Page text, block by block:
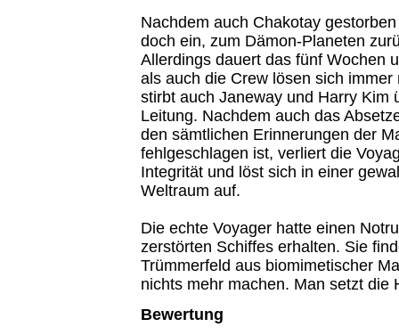
Nachdem auch Chakotay
doch ein, zum Dämon-Planeten
Allerdings dauert das fünf Wochen
als auch die Crew lösen sich
stirbt auch Janeway und Harry Kim
Leitung. Nachdem auch das
den sämtlichen Erinnerungen der
fehlgeschlagen ist, verliert die
Integrität und löst sich in einer
Weltraum auf.
Die echte Voyager hatte einen
zerstörten Schiffes erhalten. Sie
Trümmerfeld aus biomimetischer
nichts mehr machen. Man setzt die
Bewertung